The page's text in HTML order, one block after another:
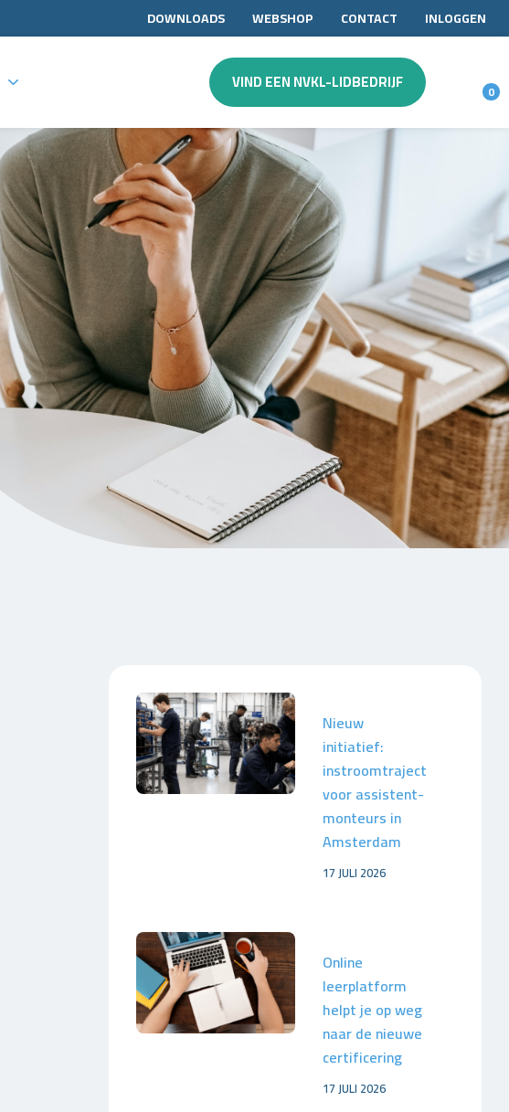
DOWNLOADS WEBSHOP CONTACT INLOGGEN
VIND EEN NVKL-LIDBEDRIJF 0
Nieuw
initiatief:
instroomtraject
voor assistent-
monteurs in
Amsterdam
17 JULI 2026
Online
leerplatform
helpt je op weg
naar de nieuwe
certificering
17 JULI 2026